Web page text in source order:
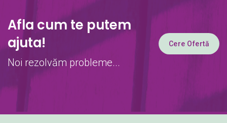
Afla cum te putem
ajuta!
Noi rezolvăm probleme...
Cere Ofertă